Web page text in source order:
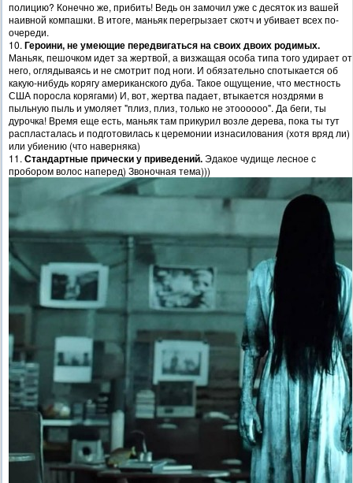
полицию? Конечно же, прибить! Ведь он замочил уже с десяток из вашей
наивной компашки. В итоге, маньяк перегрызает скотч и убивает всех по-
очереди.
10.Героини, не умеющие передвигаться на своих двоих родимых.
Маньяк, пешочком идет за жертвой, а визжащая особа типа того удирает от
него, оглядываясь и не смотрит под ноги. И обязательно спотыкается об
какую-нибудь корягу американского дуба. Такое ощущение, что местность
США поросла корягами) И, вот, жертва падает, втыкается ноздрями в
пыльную пыль и умоляет "плиз, плиз, только не этоооооо". Да беги, ты
дурочка! Время еще есть, маньяк там прикурил возле дерева, пока ты тут
распласталась и подготовилась к церемонии изнасилования (хотя вряд ли)
или убиению (что наверняка)
11.Стандартные прически у приведений.Эдакое чудище лесное с
пробором волос наперед) Звоночная тема)))